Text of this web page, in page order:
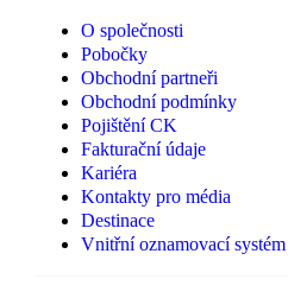
O společnosti
Pobočky
Obchodní partneři
Obchodní podmínky
Pojištění CK
Fakturační údaje
Kariéra
Kontakty pro média
Destinace
Vnitřní oznamovací systém